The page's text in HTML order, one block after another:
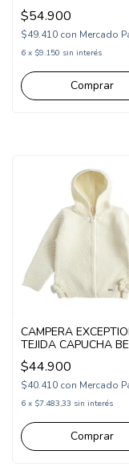
NENA (EX26MSW37)
$54.900
$49.410 con Mercado
6 x $9.150 sin interés
Comprar
CAMPERA
TEJIDA CAPUCHA
(EX26BSW04)
$44.900
$40.410 con Mercado
6 x $7.483,33 sin interés
Comprar